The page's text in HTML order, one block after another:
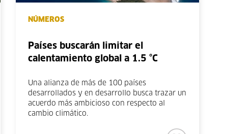
NÚMEROS
Países buscarán limitar el
calentamiento global a 1.5 °C
Una alianza de más de 100 países
desarrollados y en desarrollo busca trazar un
acuerdo más ambicioso con respecto al
cambio climático.